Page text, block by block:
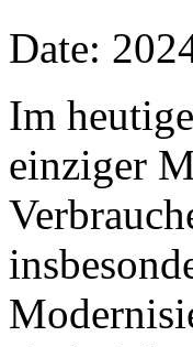
Date:
Im
einziger